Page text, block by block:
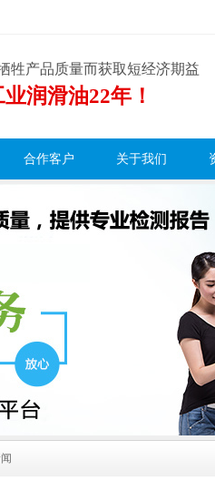
牲产品质量而获取短经济期益
润滑油22年！
合作客户 关于我们